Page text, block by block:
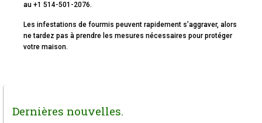
au +1 514-501-2076.
Les infestations de fourmis peuvent rapidement s’aggraver, alors
ne tardez pas à prendre les mesures nécessaires pour protéger
votre maison.
Dernières nouvelles.